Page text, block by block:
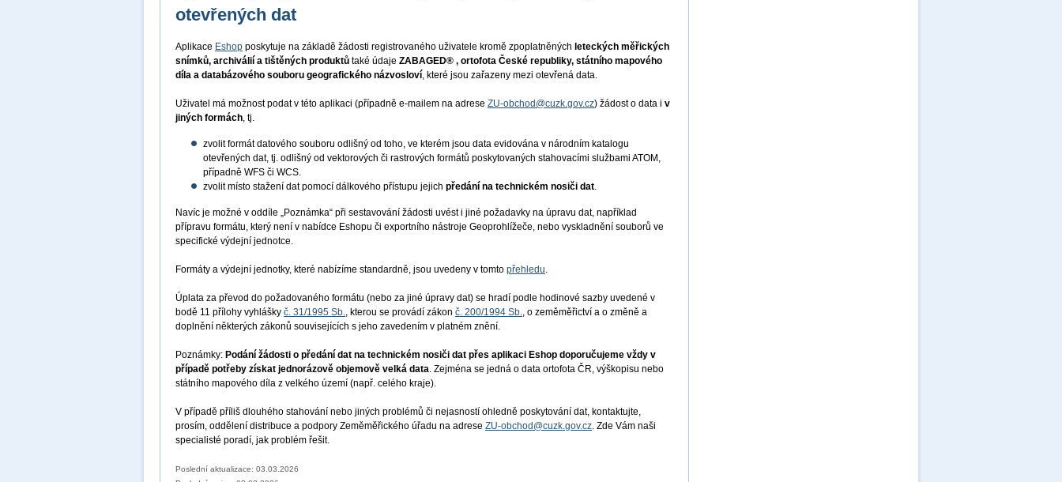
otevřených dat
Aplikace Eshop poskytuje na základě žádosti registrovaného uživatele kromě zpoplatněných leteckých měřických
snímků, archiválií a tištěných produktů také údaje ZABAGED® , ortofota České republiky, státního mapového
díla a databázového souboru geografického názvosloví, které jsou zařazeny mezi otevřená data.
Uživatel má možnost podat v této aplikaci (případně e-mailem na adrese ZU-obchod@cuzk.gov.cz) žádost o data i v
jiných formách, tj.
zvolit formát datového souboru odlišný od toho, ve kterém jsou data evidována v národním katalogu
otevřených dat, tj. odlišný od vektorových či rastrových formátů poskytovaných stahovacími službami ATOM,
případně WFS či WCS.
zvolit místo stažení dat pomocí dálkového přístupu jejich předání na technickém nosiči dat.
Navíc je možné v oddíle „Poznámka“ při sestavování žádosti uvést i jiné požadavky na úpravu dat, například
přípravu formátu, který není v nabídce Eshopu či exportního nástroje Geoprohlížeče, nebo vyskladnění souborů ve
specifické výdejní jednotce.
Formáty a výdejní jednotky, které nabízíme standardně, jsou uvedeny v tomto přehledu.
Úplata za převod do požadovaného formátu (nebo za jiné úpravy dat) se hradí podle hodinové sazby uvedené v
bodě 11 přílohy vyhlášky č. 31/1995 Sb., kterou se provádí zákon č. 200/1994 Sb., o zeměměřictví a o změně a
doplnění některých zákonů souvisejících s jeho zavedením v platném znění.
Poznámky: Podání žádosti o předání dat na technickém nosiči dat přes aplikaci Eshop doporučujeme vždy v
případě potřeby získat jednorázově objemově velká data. Zejména se jedná o data ortofota ČR, výškopisu nebo
státního mapového díla z velkého území (např. celého kraje).
V případě příliš dlouhého stahování nebo jiných problémů či nejasností ohledně poskytování dat, kontaktujte,
prosím, oddělení distribuce a podpory Zeměměřického úřadu na adrese ZU-obchod@cuzk.gov.cz. Zde Vám naši
specialisté poradí, jak problém řešit.
Poslední aktualizace: 03.03.2026